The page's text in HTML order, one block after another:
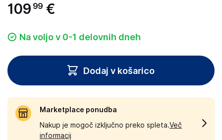
109 99 €
Na voljo v 0-1 delovnih dneh
Dodaj v košarico
Marketplace ponudba
Nakup je mogoč izključno preko spleta.Več
informacij